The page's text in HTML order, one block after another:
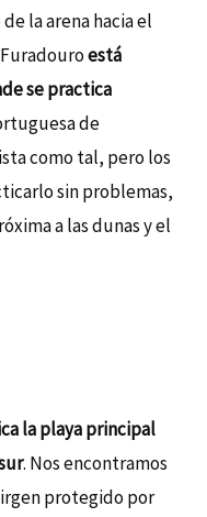
la arena hacia el
está
se practica
de
como tal, pero los
sin problemas,
a las dunas y el
la playa principal
. Nos encontramos
protegido por